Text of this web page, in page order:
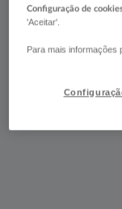
Configuração de
'Aceitar'.
Para mais informações